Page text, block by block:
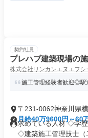
契約社員
プレハブ建築現場の
株式会社リンカンエヌエフシ
施工管理経験者歓迎◎駅
〒231-0062神奈川県
月給40万9600円～60
求めている人材 ◇学
◇建築施工管理技士（